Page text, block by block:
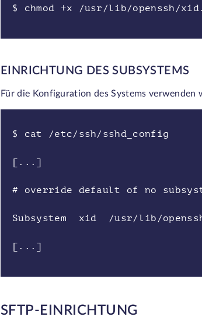
$ chmod +x /usr/lib/openssh/
EINRICHTUNG DES SUBSYSTEMS
Für die Konfiguration des Systems
$ cat /etc/ssh/sshd_config
[...]
# override default of no
Subsystem xid /usr/lib/
[...]
SFTP-EINRICHTUNG